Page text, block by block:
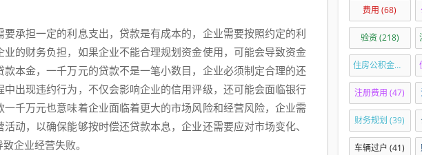
承担一定的利息支出，贷款是有成本的，企业需要按照约定的利
的财务负担，如果企业不能合理规划资金使用，可能会导致资金
本金，一千万元的贷款不是一笔小数目，企业必须制定合理的还
出现违约行为，不仅会影响企业的信用评级，还可能会面临银行
千万元也意味着企业面临着更大的市场风险和经营风险，企业需
动，以确保能够按时偿还贷款本息，企业还需要应对市场变化、
企业经营失败。
费用 (68)
验资(218)
住房公积金贷款
注册费用 (47)
财务规划 (39)
车辆过户 (41)